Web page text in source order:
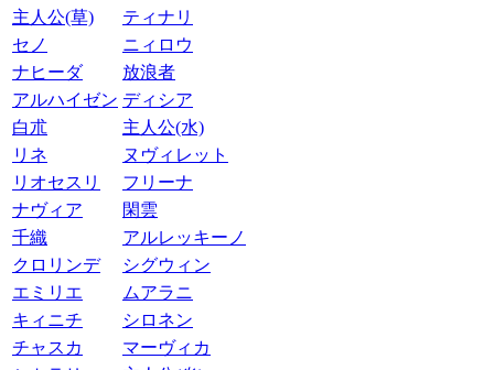
主人公(草)
ティナリ
セノ
ニィロウ
ナヒーダ
放浪者
アルハイゼン ディシア
白朮
主人公(水)
リネ
ヌヴィレット
リオセスリ
フリーナ
ナヴィア
閑雲
千織
アルレッキーノ
クロリンデ
シグウィン
エミリエ
ムアラニ
キィニチ
シロネン
チャスカ
マーヴィカ